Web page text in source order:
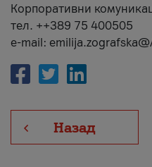
Корпоративни
тел. ++389 75 400505
e-mail:
Назад